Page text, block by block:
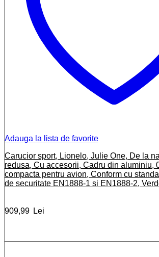
Adauga la lista de favorite
Carucior sport, Lionelo, Julie One, De la
redusa, Cu accesorii, Cadru din aluminiu,
compacta pentru avion, Conform cu
de securitate EN1888-1 si EN1888-2,
909,99 Lei